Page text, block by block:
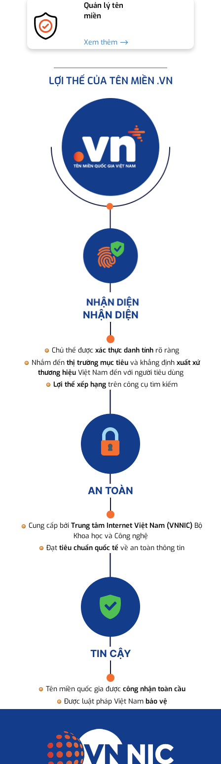
Quản lý tên
miền
Xem thêm ⟶
LỢI THẾ CỦA TÊN MIỀN .VN
NHẬN DIỆN
Chủ thể được xác thực danh tính rõ ràng
Nhắm đến thị trường mục tiêuvà khẳng định xuất xứ
thương hiệuViệt Nam đến với người tiêu dùng
Lợi thế xếp hạng trên công cụ tìm kiếm
AN TOÀN
Cung cấp bởi Trung tâm Internet Việt Nam (VNNIC) Bộ
Khoa học và Công nghệ
Đạt tiêu chuẩn quốc tế về an toàn thông tin
TIN CẬY
Tên miền quốc gia được công nhận toàn cầu
Được luật pháp Việt Nam bảo vệ